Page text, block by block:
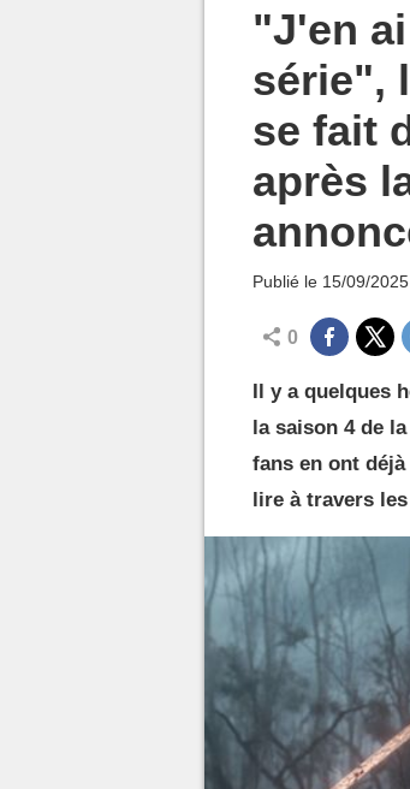
"J'en
série",
se fait
après
Publié le 15/09/
0
Il y a quelques
la saison 4 de
fans en ont
lire à travers